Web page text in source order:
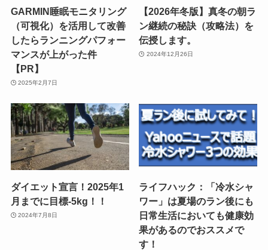
GARMIN睡眠モニタリング
（可視化）を活用して改善
したらランニングパフォー
マンスが上がった件
【PR】
2025年2月7日
【2026年冬版】真冬の朝ラ
ン継続の秘訣（攻略法）を
伝授します。
2024年12月26日
ダイエット宣言！2025年1
月までに目標-5kg！！
2024年7月8日
ライフハック：「冷水シャ
ワー」は夏場のラン後にも
日常生活においても健康効
果があるのでおススメで
す！